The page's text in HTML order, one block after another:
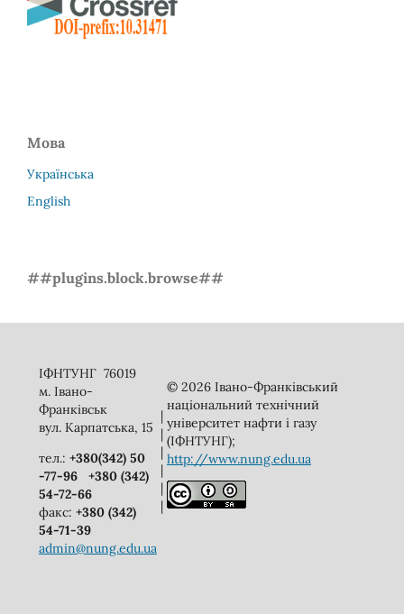
Мова
Українська
English
##plugins.block.browse##
ІФНТУНГ 76019
м. Івано-
Франківськ
вул. Карпатська, 15
тел.: +380(342) 50
-77-96
+380 (342)
54-72-66
факс: +380 (342)
54-71-39
admin@nung.edu.ua
|
|
|
|
|
|
© 2026 Івано-Франківський
національний технічний
університет нафти і газу
(ІФНТУНГ);
http://www.nung.edu.ua